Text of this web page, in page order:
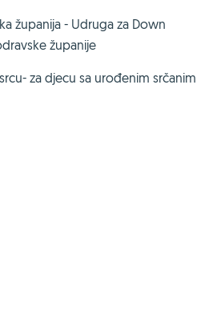
županija - Udruga za Down
županije
za djecu sa urođenim srčanim